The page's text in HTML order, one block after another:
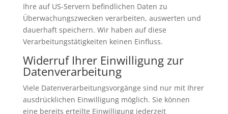
Ihre auf US-Servern befindlichen Daten zu
Überwachungszwecken verarbeiten, auswerten und
dauerhaft speichern. Wir haben auf diese
Verarbeitungstätigkeiten keinen Einfluss.
Widerruf Ihrer Einwilligung zur
Datenverarbeitung
Viele Datenverarbeitungsvorgänge sind nur mit Ihrer
ausdrücklichen Einwilligung möglich. Sie können
eine bereits erteilte Einwilligung jederzeit